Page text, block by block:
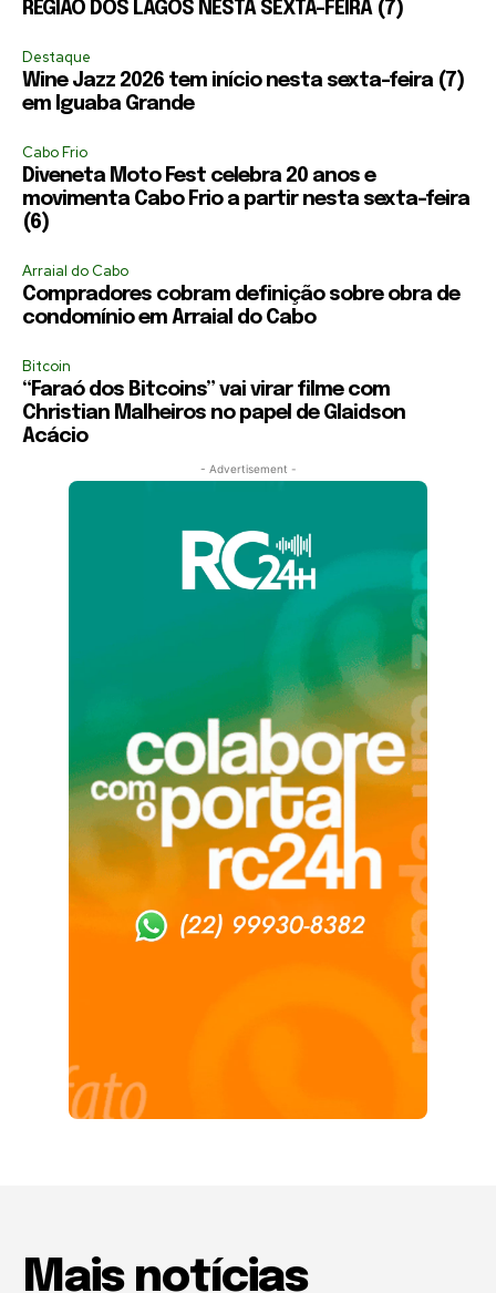
REGIÃO DOS LAGOS NESTA SEXTA-FEIRA (7)
Destaque
Wine Jazz 2026 tem início nesta sexta-feira (7)
em Iguaba Grande
Cabo Frio
Diveneta Moto Fest celebra 20 anos e
movimenta Cabo Frio a partir nesta sexta-feira
(6)
Arraial do Cabo
Compradores cobram definição sobre obra de
condomínio em Arraial do Cabo
Bitcoin
“Faraó dos Bitcoins” vai virar filme com
Christian Malheiros no papel de Glaidson
Acácio
- Advertisement -
Mais notícias